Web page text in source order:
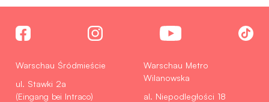
Warschau Śródmieście
ul. Stawki 2a
(Eingang bei Intraco)
Warschau Metro
Wilanowska
al. Niepodległości 18